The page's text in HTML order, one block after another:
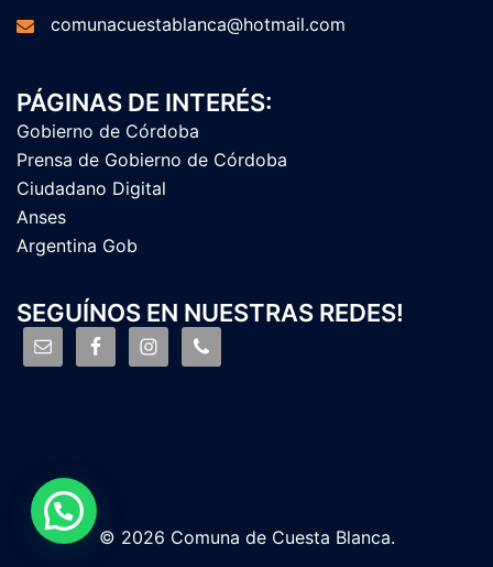
comunacuestablanca@hotmail.com
PÁGINAS DE INTERÉS:
Gobierno de Córdoba
Prensa de Gobierno de Córdoba
Ciudadano Digital
Anses
Argentina Gob
SEGUÍNOS EN NUESTRAS REDES!
© 2026 Comuna de Cuesta Blanca.